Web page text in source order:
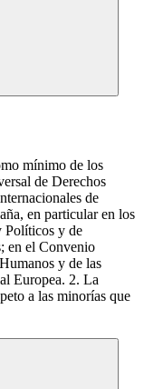
mínimo de los
de Derechos
de
en particular en los
Políticos y de
en el Convenio
y de las
Europea. 2. La
a las minorías que